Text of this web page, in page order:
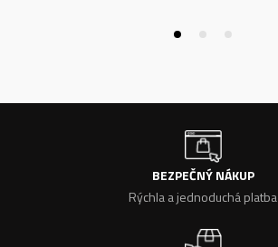
BEZPEČNÝ NÁKUP
Rýchla a jednoduchá platba